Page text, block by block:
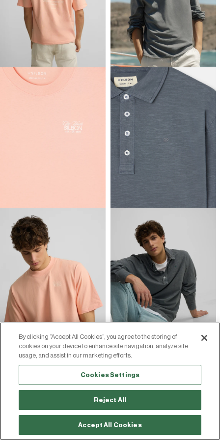
By clicking “Accept All Cookies”, you agree to the storing of
cookies on your device to enhance site navigation, analyze site
usage, and assist in our marketing efforts.
Cookies Settings
Reject All
Accept All Cookies